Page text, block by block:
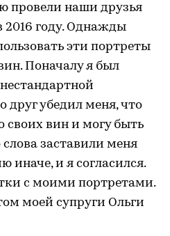
провели наши друзья
2016 году. Однажды
эти портреты
Поначалу я был
друг убедил меня, что
своих вин и могу быть
заставили меня
иначе, и я согласился.
с моими портретами.
моей супруги Ольги